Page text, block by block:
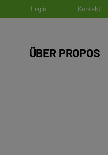
Login Kontakt
ÜBER PROPOS